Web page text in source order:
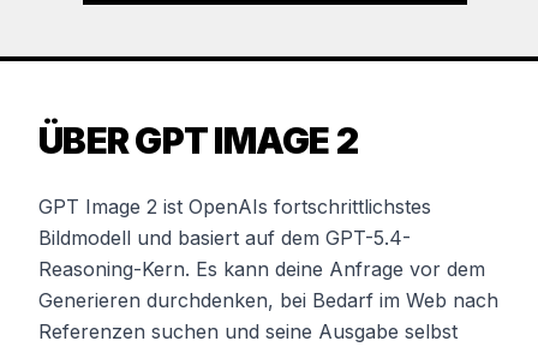
ÜBER GPT IMAGE 2
GPT Image 2 ist OpenAIs fortschrittlichstes
Bildmodell und basiert auf dem GPT-5.4-
Reasoning-Kern. Es kann deine Anfrage vor dem
Generieren durchdenken, bei Bedarf im Web nach
Referenzen suchen und seine Ausgabe selbst